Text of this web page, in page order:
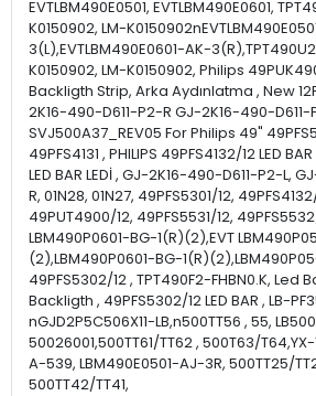
EVTLBM490E0501, EVTLBM490E0601,
K0150902, LM-
3(L),EVTLBM490E0601-AK-
K0150902, LM-K0150902, Philips
Backligth Strip, Arka Aydınlatma , New
2K16-490-D611-P2-R GJ-2K16-490-D611-
SVJ500A37_REV05 For Philips 49"
49PFS4131 , PHILIPS 49PFS4132/12 LED
LED BAR LEDİ , GJ-2K16-490-D611-P2-L,
R, 01N28, 01N27, 49PFS5301/12,
49PUT4900/12, 49PFS5531/12,
LBM490P0601-BG-1(R)(2),EVT
(2),LBM490P0601-BG-
49PFS5302/12 , TPT490F2-FHBN0.K, Led
Backligth , 49PFS5302/12 LED BAR , LB-
nGJD2P5C506X11-LB,n500TT56 , 55,
50026001,500TT61/TT62 , 500T63/
A-539, LBM490E0501-AJ-3R, 500TT25/
500TT42/TT41,